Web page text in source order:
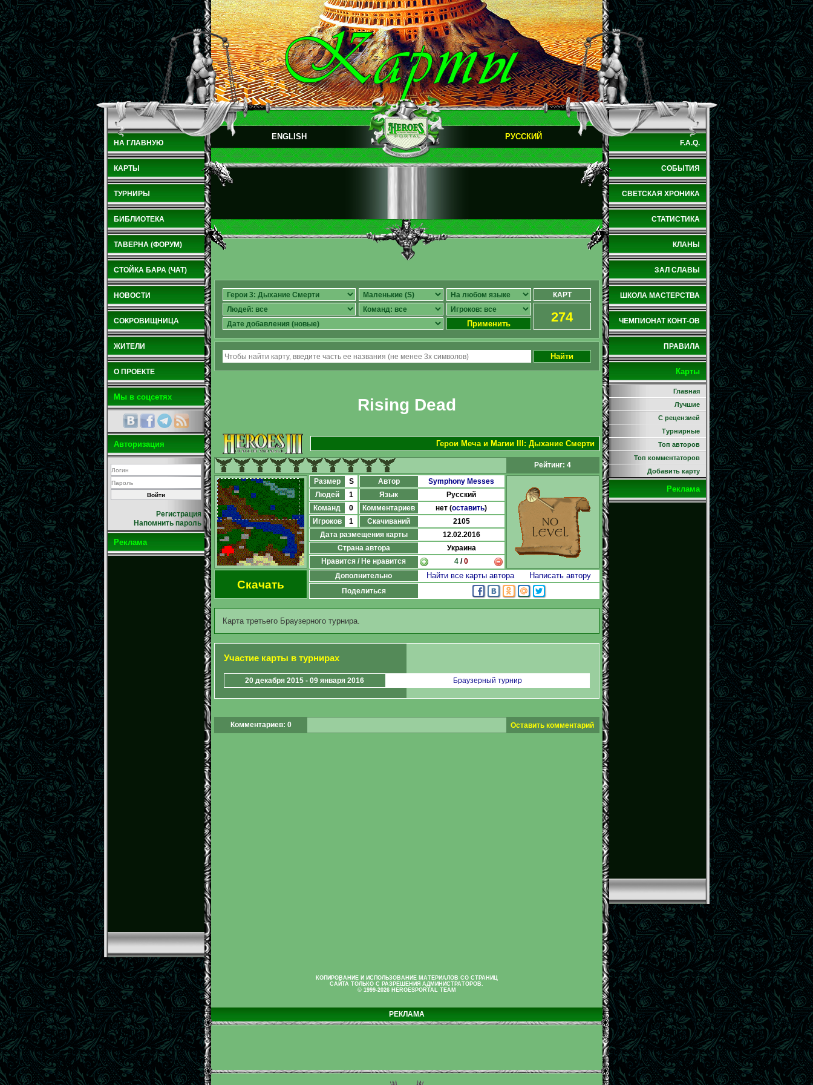
НА ГЛАВНУЮ
КАРТЫ
ТУРНИРЫ
БИБЛИОТЕКА
ТАВЕРНА (ФОРУМ)
СТОЙКА БАРА (ЧАТ)
НОВОСТИ
СОКРОВИЩНИЦА
ЖИТЕЛИ
О ПРОЕКТЕ
Мы в соцсетях
Авторизация
Регистрация
Напомнить пароль
Реклама
ENGLISH РУССКИЙ
Применить
КАРТ
274
Найти
Rising Dead
Герои Меча и Магии III: Дыхание Смерти
Рейтинг: 4
Размер
S Автор
Symphony Messes
Людей
1 Язык
Русский
Команд
0 Комментариев нет (оставить)
Игроков
1 Скачиваний
2105
Дата размещения карты
12.02.2016
Страна автора
Украина
Нравится / Не нравится
4 /0
Скачать
Дополнительно Найти все карты автора Написать автору
Поделиться
Карта третьего Браузерного турнира.
Участие карты в турнирах
20 декабря 2015 - 09 января 2016 Браузерный турнир
Комментариев: 0 Оставить комментарий
F.A.Q.
СОБЫТИЯ
СВЕТСКАЯ ХРОНИКА
СТАТИСТИКА
КЛАНЫ
ЗАЛ СЛАВЫ
ШКОЛА МАСТЕРСТВА
ЧЕМПИОНАТ КОНТ-ОВ
ПРАВИЛА
Карты
Главная
Лучшие
С рецензией
Турнирные
Топ авторов
Топ комментаторов
Добавить карту
Реклама
КОПИРОВАНИЕ И ИСПОЛЬЗОВАНИЕ МАТЕРИАЛОВ СО СТРАНИЦ
САЙТА ТОЛЬКО С РАЗРЕШЕНИЯ АДМИНИСТРАТОРОВ.
© 1999-2026 HEROESPORTAL TEAM
РЕКЛАМА